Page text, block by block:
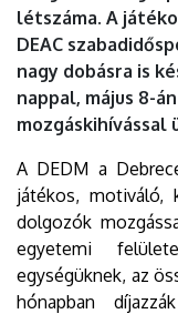
létszáma. A
DEAC
nagy dobásra is
nappal, május 8-
mozgáskihívással
A DEDM a
játékos, motiváló,
dolgozók
egyetemi
egységüknek, az
hónapban